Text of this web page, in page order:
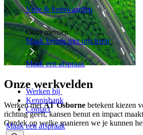
Visie & kernwaarden
Onze mensen
Maak kennis met ons team
Maak een afspraak
Werken bij
Kennisbank
Contact
Maak een afspraak
Onze werkvelden
Werken metAT Osborne betekent kiezen
richting geeft, kansen benut en impact
Ontdek op welke manieren we je kunnen